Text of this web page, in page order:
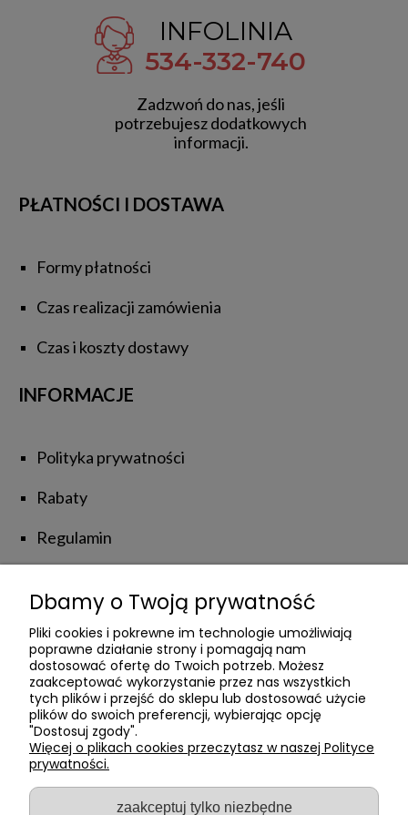
INFOLINIA
534-332-740
Zadzwoń do nas, jeśli
potrzebujesz dodatkowych
informacji.
PŁATNOŚCI I DOSTAWA
Formy płatności
Czas realizacji zamówienia
Czas i koszty dostawy
INFORMACJE
Polityka prywatności
Rabaty
Regulamin
NATUROLOVE
Kontakt z Nami
Poznajmy się
Private Label
Dbamy o Twoją prywatność
Pliki cookies i pokrewne im technologie umożliwiają
poprawne działanie strony i pomagają nam
dostosować ofertę do Twoich potrzeb. Możesz
zaakceptować wykorzystanie przez nas wszystkich
tych plików i przejść do sklepu lub dostosować użycie
plików do swoich preferencji, wybierając opcję
"Dostosuj zgody".
Więcej o plikach cookies przeczytasz w naszej Polityce
prywatności.
zaakceptuj tylko niezbędne